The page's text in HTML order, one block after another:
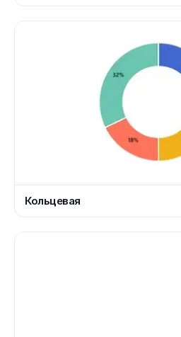
Кольцевая